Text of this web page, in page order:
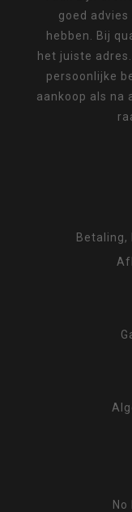
goed
hebben. Bij
het juiste
persoonlijke
aankoop als na